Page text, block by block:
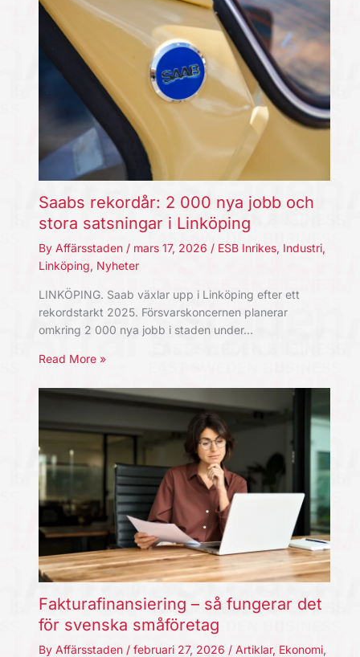
Saabs rekordår: 2 000 nya jobb och
stora satsningar i Linköping
By Affärsstaden / mars 17, 2026 / ESB Inrikes, Industri,
Linköping, Nyheter
LINKÖPING. Saab växlar upp i Linköping efter ett
rekordstarkt 2025. Försvarskoncernen planerar
omkring 2 000 nya jobb i staden under…
Read More »
Fakturafinansiering – så fungerar det
för svenska småföretag
By Affärsstaden / februari 27, 2026 / Artiklar, Ekonomi,